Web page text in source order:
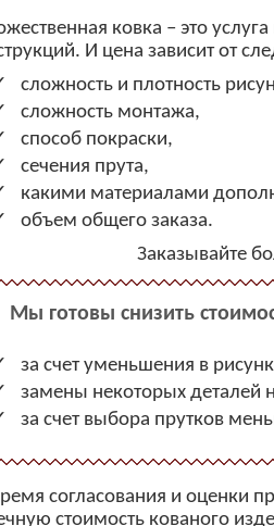
ковка – это
И цена зависит от
сложность и плотность
сложность монтажа,
способ покраски,
сечения прута,
какими материалами
объем общего заказа.
Заказывайте
Мы готовы снизить
за счет уменьшения в
замены некоторых деталей
за счет выбора прутков
согласования и оценки
стоимость кованого